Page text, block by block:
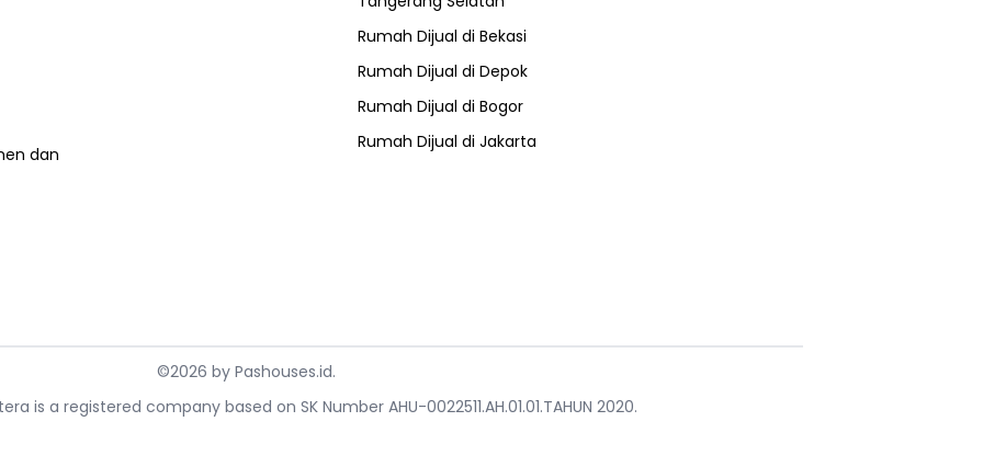
dan
Rumah Dijual di Bekasi
Rumah Dijual di Depok
Rumah Dijual di Bogor
Rumah Dijual di Jakarta
©2026 by Pashouses.id.
is a registered company based on SK Number AHU-0022511.AH.01.01.TAHUN 2020.